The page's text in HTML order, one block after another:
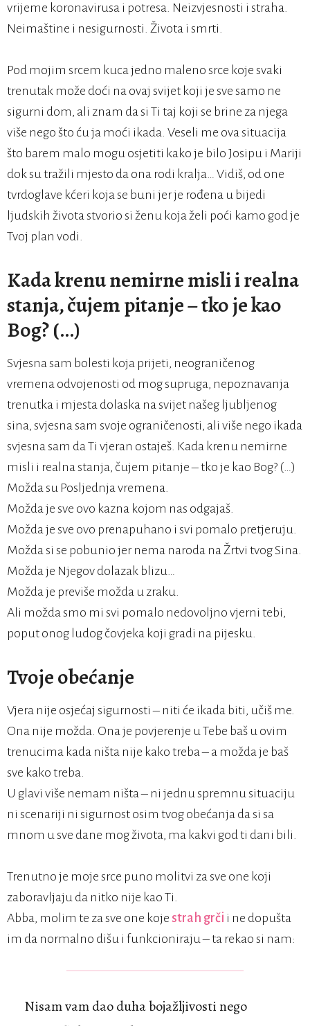
vrijeme koronavirusa i potresa. Neizvjesnosti i straha.
Neimaštine i nesigurnosti. Života i smrti.
Pod mojim srcem kuca jedno maleno srce koje svaki
trenutak može doći na ovaj svijet koji je sve samo ne
sigurni dom, ali znam da si Ti taj koji se brine za njega
više nego što ću ja moći ikada. Veseli me ova situacija
što barem malo mogu osjetiti kako je bilo Josipu i Mariji
dok su tražili mjesto da ona rodi kralja… Vidiš, od one
tvrdoglave kćeri koja se buni jer je rođena u bijedi
ljudskih života stvorio si ženu koja želi poći kamo god je
Tvoj plan vodi.
Kada krenu nemirne misli i realna
stanja, čujem pitanje – tko je kao
Bog? (…)
Svjesna sam bolesti koja prijeti, neograničenog
vremena odvojenosti od mog supruga, nepoznavanja
trenutka i mjesta dolaska na svijet našeg ljubljenog
sina, svjesna sam svoje ograničenosti, ali više nego ikada
svjesna sam da Ti vjeran ostaješ. Kada krenu nemirne
misli i realna stanja, čujem pitanje – tko je kao Bog? (…)
Možda su Posljednja vremena.
Možda je sve ovo kazna kojom nas odgajaš.
Možda je sve ovo prenapuhano i svi pomalo pretjeruju.
Možda si se pobunio jer nema naroda na Žrtvi tvog Sina.
Možda je Njegov dolazak blizu…
Možda je previše možda u zraku.
Ali možda smo mi svi pomalo nedovoljno vjerni tebi,
poput onog ludog čovjeka koji gradi na pijesku.
Tvoje obećanje
Vjera nije osjećaj sigurnosti – niti će ikada biti, učiš me.
Ona nije možda. Ona je povjerenje u Tebe baš u ovim
trenucima kada ništa nije kako treba – a možda je baš
sve kako treba.
U glavi više nemam ništa – ni jednu spremnu situaciju
ni scenariji ni sigurnost osim tvog obećanja da si sa
mnom u sve dane mog života, ma kakvi god ti dani bili.
Trenutno je moje srce puno molitvi za sve one koji
zaboravljaju da nitko nije kao Ti.
Abba, molim te za sve one koje strah grči i ne dopušta
im da normalno dišu i funkcioniraju – ta rekao si nam:
Nisam vam dao duha bojažljivosti nego